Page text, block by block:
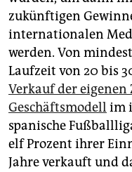
zukünftigen
internationalen
werden. Von
Laufzeit von 20 bis
Verkauf der
Geschäftsmodell im
spanische
elf Prozent ihrer
Jahre verkauft und